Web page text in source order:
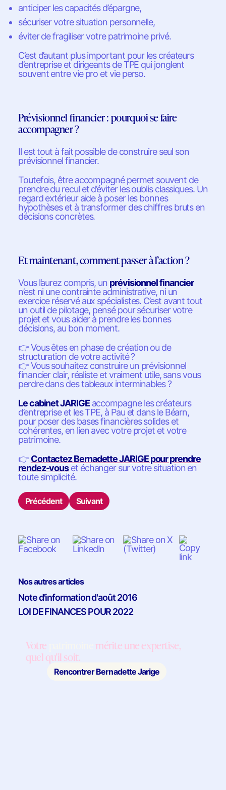
anticiper les capacités d’épargne,
sécuriser votre situation personnelle,
éviter de fragiliser votre patrimoine privé.
C’est d’autant plus important pour les créateurs
d’entreprise et dirigeants de TPE qui jonglent
souvent entre vie pro et vie perso.
Prévisionnel financier : pourquoi se faire
accompagner ?
Il est tout à fait possible de construire seul son
prévisionnel financier.
Toutefois, être accompagné permet souvent de
prendre du recul et d’éviter les oublis classiques. Un
regard extérieur aide à poser les bonnes
hypothèses et à transformer des chiffres bruts en
décisions concrètes.
Et maintenant, comment passer à l’action ?
Vous l’aurez compris, un prévisionnel financier
n’est ni une contrainte administrative, ni un
exercice réservé aux spécialistes. C’est avant tout
un outil de pilotage, pensé pour sécuriser votre
projet et vous aider à prendre les bonnes
décisions, au bon moment.
👉Vous êtes en phase de création ou de
structuration de votre activité ?
👉Vous souhaitez construire un prévisionnel
financier clair, réaliste et vraiment utile, sans vous
perdre dans des tableaux interminables ?
Le cabinet JARIGEaccompagne les créateurs
d’entreprise et les TPE, à Pau et dans le Béarn,
pour poser des bases financières solides et
cohérentes, en lien avec votre projet et votre
patrimoine.
👉 Contactez Bernadette JARIGE pour prendre
rendez-vouset échanger sur votre situation en
toute simplicité.
Précédent Suivant
Nos autres articles
Note d'information d'août 2016
LOI DE FINANCES POUR 2022
Votre
mérite une expertise,
quel qu'il soit.
Rencontrer Bernadette Jarige